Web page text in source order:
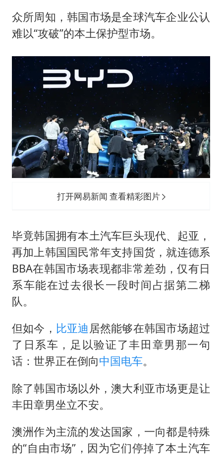
众所周知，韩国市场是全球汽车企业公认
难以“攻破”的本土保护型市场。
打开网易新闻 查看精彩图片
毕竟韩国拥有本土汽车巨头现代、起亚，
再加上韩国国民常年支持国货，就连德系
BBA在韩国市场表现都非常差劲，仅有日
系车能在过去很长一段时间占据第二梯
队。
但如今， 比亚迪 居然能够在韩国市场超过
了日系车，足以验证了丰田章男那一句
话：世界正在倒向中国电车。
除了韩国市场以外，澳大利亚市场更是让
丰田章男坐立不安。
澳洲作为主流的发达国家，一向都是特殊
的“自由市场”，因为它们停掉了本土汽车